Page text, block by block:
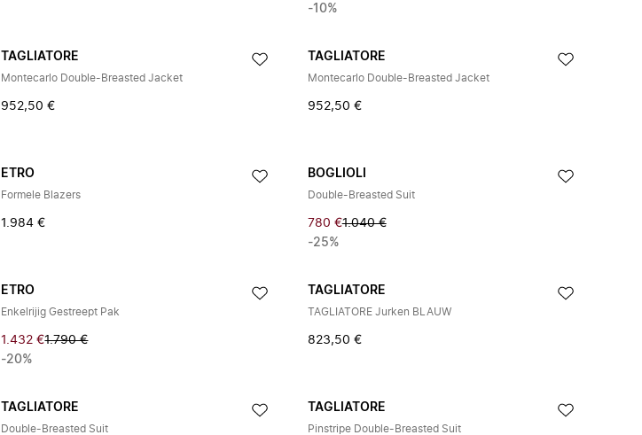
-10%
TAGLIATORE
Montecarlo Double-Breasted Jacket
952,50 €
TAGLIATORE
Montecarlo Double-Breasted Jacket
952,50 €
ETRO
Formele Blazers
1.984 €
BOGLIOLI
Double-Breasted Suit
780 €1.040 €
-25%
ETRO
Enkelrijig Gestreept Pak
1.432 €1.790 €
-20%
TAGLIATORE
TAGLIATORE Jurken BLAUW
823,50 €
TAGLIATORE
Double-Breasted Suit
TAGLIATORE
Pinstripe Double-Breasted Suit